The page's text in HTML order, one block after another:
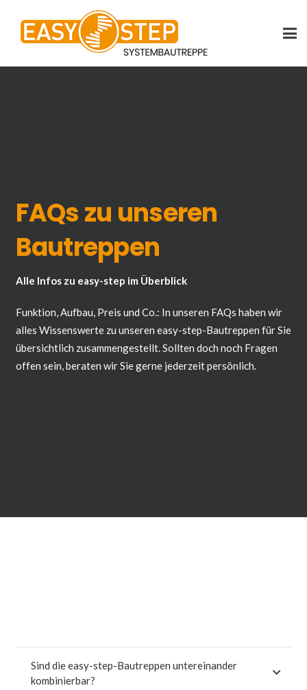
FAQs zu unseren
Bautreppen
Alle Infos zu easy-step im Überblick
Funktion, Aufbau, Preis und Co.: In unseren FAQs haben wir
alles Wissenswerte zu unseren easy-step-Bautreppen für Sie
übersichtlich zusammengestellt. Sollten doch noch Fragen
offen sein, beraten wir Sie gerne jederzeit persönlich.
Sind die easy-step-Bautreppen untereinander
kombinierbar?